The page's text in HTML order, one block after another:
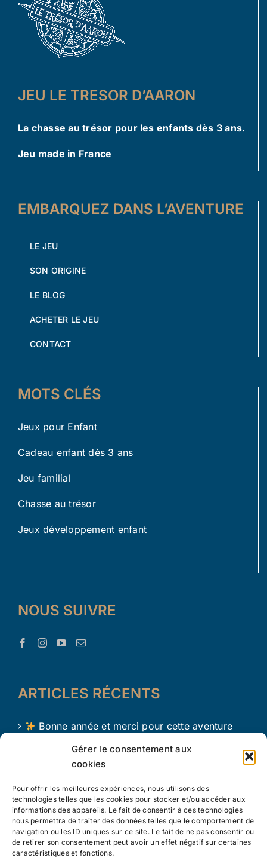
Gérer le consentement aux
cookies
Pour offrir les meilleures expériences, nous utilisons des
technologies telles que les cookies pour stocker et/ou accéder aux
informations des appareils. Le fait de consentir à ces technologies
nous permettra de traiter des données telles que le comportement de
navigation ou les ID uniques sur ce site. Le fait de ne pas consentir ou
de retirer son consentement peut avoir un effet négatif sur certaines
caractéristiques et fonctions.
JEU LE TRESOR D’AARON
La chasse au trésor pour les enfants dès 3 ans.
Jeu made in France
EMBARQUEZ DANS L’AVENTURE
LE JEU
SON ORIGINE
LE BLOG
ACHETER LE JEU
CONTACT
MOTS CLÉS
Jeux pour Enfant
Cadeau enfant dès 3 ans
Jeu familial
Chasse au trésor
Jeux développement enfant
NOUS SUIVRE
ARTICLES RÉCENTS
Bonne année et merci pour cette aventure
avec Le Trésor d’Aaron !
Le Trésor d Aaron en 2024 !
L’apprentissage par le jeu chez les tout petits